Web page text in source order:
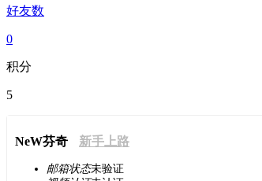
好友数
0
积分
5
NeW芬奇 新手上路
邮箱状态未验证